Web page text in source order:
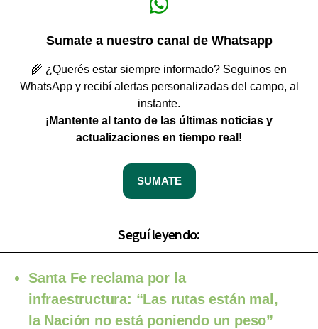
Sumate a nuestro canal de Whatsapp
🌾 ¿Querés estar siempre informado? Seguinos en
WhatsApp y recibí alertas personalizadas del campo, al
instante.
¡Mantente al tanto de las últimas noticias y
actualizaciones en tiempo real!
SUMATE
Seguí leyendo:
Santa Fe reclama por la
infraestructura: “Las rutas están mal,
la Nación no está poniendo un peso”